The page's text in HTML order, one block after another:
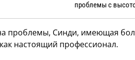
проблемы с
проблемы, Синди, имеющая
настоящий профессионал.